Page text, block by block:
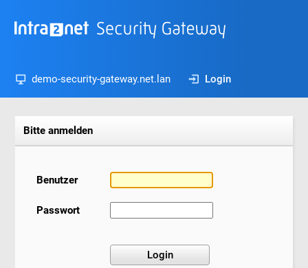
demo-security-gateway.net.lan Login
Bitte anmelden
Benutzer
Passwort